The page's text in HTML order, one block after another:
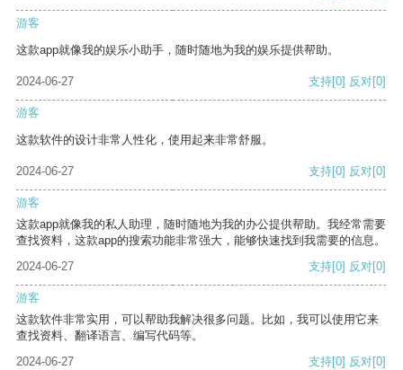
游客
这款app就像我的娱乐小助手，随时随地为我的娱乐提供帮助。
2024-06-27 支持[0] 反对[0]
游客
这款软件的设计非常人性化，使用起来非常舒服。
2024-06-27 支持[0] 反对[0]
游客
这款app就像我的私人助理，随时随地为我的办公提供帮助。我经常需要
查找资料，这款app的搜索功能非常强大，能够快速找到我需要的信息。
2024-06-27
支持[0] 反对[0]
游客
这款软件非常实用，可以帮助我解决很多问题。比如，我可以使用它来
查找资料、翻译语言、编写代码等。
2024-06-27
支持[0] 反对[0]